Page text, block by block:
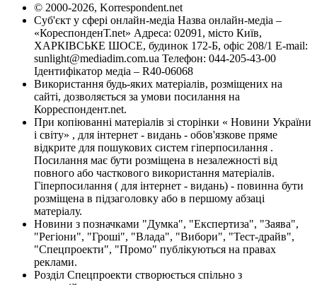
© 2000-2026, Korrespondent.net
Суб'єкт у сфері онлайн-медіа Назва онлайн-медіа –
«КореспонденТ.net» Адреса: 02091, місто Київ,
ХАРКІВСЬКЕ ШОСЕ, будинок 172-Б, офіс 208/1 E-mail:
sunlight@mediadim.com.ua Телефон: 044-205-43-00
Ідентифікатор медіа – R40-06068
Використання будь-яких матеріалів, розміщених на
сайті, дозволяється за умови посилання на
Корреспондент.net.
При копіюванні матеріалів зі сторінки « Новини України
і світу» , для інтернет - видань - обов'язкове пряме
відкрите для пошукових систем гіперпосилання .
Посилання має бути розміщена в незалежності від
повного або часткового використання матеріалів.
Гіперпосилання ( для інтернет - видань) - повинна бути
розміщена в підзаголовку або в першому абзаці
матеріалу.
Новини з позначками "Думка", "Експертиза", "Заява",
"Регіони", "Гроші", "Влада", "Вибори", "Тест-драйв",
"Спецпроекти", "Промо" публікуються на правах
реклами.
Розділ Спецпроекти створюється спільно з